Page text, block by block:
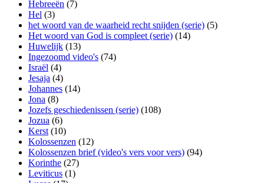
Hebreeën (7)
Hel (3)
het woord van de waarheid recht snijden (serie) (5)
Het woord van God is compleet (serie) (14)
Huwelijk (13)
Ingezoomd video's (74)
Israël (4)
Jesaja (4)
Johannes (14)
Jona (8)
Jozefs geschiedenissen (serie) (108)
Jozua (6)
Kerst (10)
Kolossenzen (12)
Kolossenzen brief (video's vers voor vers) (94)
Korinthe (27)
Leviticus (1)